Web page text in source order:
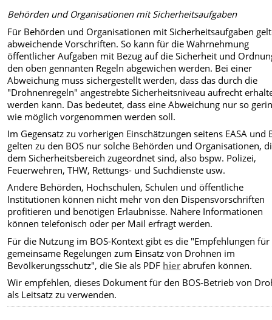
Behörden und Organisationen mit Sicherheitsaufgaben
Für Behörden und Organisationen mit Sicherheitsaufgaben
abweichende Vorschriften. So kann für die Wahrnehmung
öffentlicher Aufgaben mit Bezug auf die Sicherheit und
den oben gennanten Regeln abgewichen werden. Bei einer
Abweichung muss sichergestellt werden, dass das durch die
"Drohnenregeln" angestrebte Sicherheitsniveau aufrecht
werden kann. Das bedeutet, dass eine Abweichung nur so
wie möglich vorgenommen werden soll.
Im Gegensatz zu vorherigen Einschätzungen seitens EASA und
gelten zu den BOS nur solche Behörden und Organisationen,
dem Sicherheitsbereich zugeordnet sind, also bspw. Polizei,
Feuerwehren, THW, Rettungs- und Suchdienste usw.
Andere Behörden, Hochschulen, Schulen und öffentliche
Institutionen können nicht mehr von den Dispensvorschriften
profitieren und benötigen Erlaubnisse. Nähere Informationen
können telefonisch oder per Mail erfragt werden.
Für die Nutzung im BOS-Kontext gibt es die "Empfehlungen für
gemeinsame Regelungen zum Einsatz von Drohnen im
Bevölkerungsschutz", die Sie als PDF hier abrufen können.
Wir empfehlen, dieses Dokument für den BOS-Betrieb von
als Leitsatz zu verwenden.